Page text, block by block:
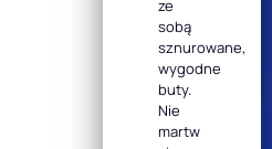
ze
sobą
sznurowane,
wygodne
buty.
Nie
martw